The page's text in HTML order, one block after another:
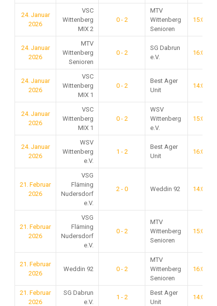
24. Januar
2026
VSC
Wittenberg
MIX 2
0 - 2
MTV
Wittenberg
Senioren
15:00
24. Januar
2026
MTV
Wittenberg
Senioren
0 - 2
SG Dabrun
e.V.
16:00
24. Januar
2026
VSC
Wittenberg
MIX 1
0 - 2
Best Ager
Unit
14:00
24. Januar
2026
VSC
Wittenberg
MIX 1
0 - 2
WSV
Wittenberg
e.V.
15:00
24. Januar
2026
WSV
Wittenberg
e.V.
1 - 2
Best Ager
Unit
16:00
21. Februar
2026
VSG
Fläming
Nudersdorf
e.V.
2 - 0 Weddin 92 14:00
21. Februar
2026
VSG
Fläming
Nudersdorf
e.V.
0 - 2
MTV
Wittenberg
Senioren
15:00
21. Februar
2026
Weddin 92 0 - 2
MTV
Wittenberg
Senioren
16:00
21. Februar
2026
SG Dabrun
e.V.
1 - 2
Best Ager
Unit
14:00